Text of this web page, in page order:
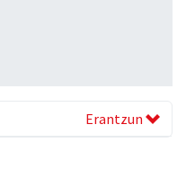
Erantzun